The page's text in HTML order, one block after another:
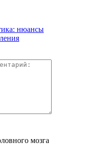
нюансы